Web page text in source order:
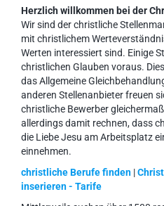
Herzlich willkommen bei der
Wir sind der christliche
mit christlichem
Werten interessiert sind. Einige
christlichen Glauben voraus.
das Allgemeine
anderen Stellenanbieter freuen
christliche Bewerber
allerdings damit rechnen, dass
die Liebe Jesu am Arbeitsplatz
einnehmen.
christliche Berufe finden |
inserieren - Tarife